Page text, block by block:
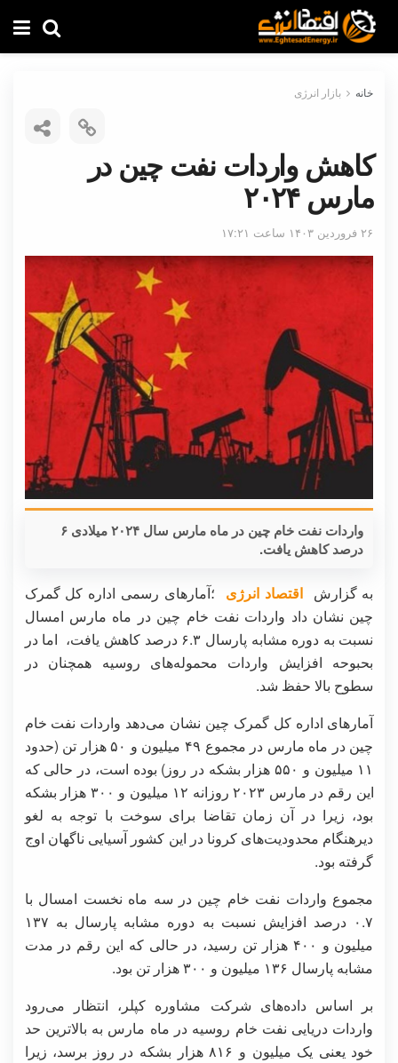
خانه بازار انرژی
کاهش واردات نفت چین در
مارس ۲۰۲۴
۲۶ فروردین ۱۴۰۳ ساعت ۱۷:۲۱
واردات نفت خام چین در ماه مارس سال ۲۰۲۴ میلادی ۶
درصد کاهش یافت.
به گزارشاقتصاد انرژی ؛آمارهای رسمی اداره کل گمرک
چین نشان داد واردات نفت خام چین در ماه مارس امسال
نسبت به دوره مشابه پارسال ۶.۳ درصد کاهش یافت، اما در
بحبوحه افزایش واردات محموله‌های روسیه همچنان در
سطوح بالا حفظ شد.
آمارهای اداره کل گمرک چین نشان می‌دهد واردات نفت خام
چین در ماه مارس در مجموع ۴۹ میلیون و ۵۰ هزار تن (حدود
۱۱ میلیون و ۵۵۰ هزار بشکه در روز) بوده است، در حالی که
این رقم در مارس ۲۰۲۳ روزانه ۱۲ میلیون و ۳۰۰ هزار بشکه
بود، زیرا در آن زمان تقاضا برای سوخت با توجه به لغو
دیرهنگام محدودیت‌های کرونا در این کشور آسیایی ناگهان اوج
گرفته بود.
مجموع واردات نفت خام چین در سه ماه نخست امسال با
۰.۷ درصد افزایش نسبت به دوره مشابه پارسال به ۱۳۷
میلیون و ۴۰۰ هزار تن رسید، در حالی که این رقم در مدت
مشابه پارسال ۱۳۶ میلیون و ۳۰۰ هزار تن بود.
بر اساس داده‌های شرکت مشاوره کپلر، انتظار می‌رود
واردات دریایی نفت خام روسیه در ماه مارس به بالاترین حد
خود یعنی یک میلیون و ۸۱۶ هزار بشکه در روز برسد، زیرا